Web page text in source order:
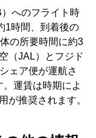
へのフライト時
1時間、到着後の
の所要時間に約3
（JAL）とフジド
ェア便が運航さ
運賃は時期によ
が推奨されます。